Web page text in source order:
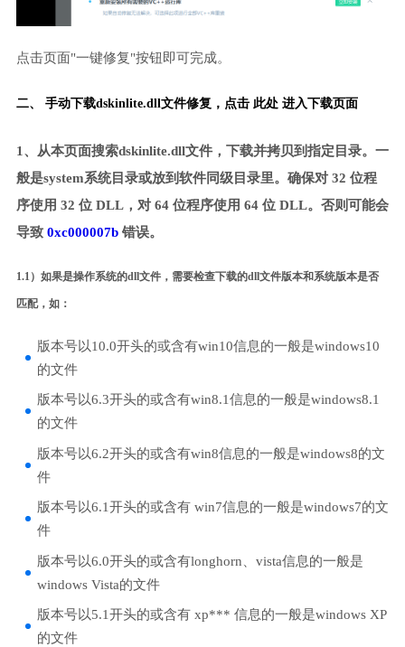
点击页面"一键修复"按钮即可完成。
二、 手动下载dskinlite.dll文件修复， 点击 此处 进入下载页面
1、从本页面搜索dskinlite.dll文件，下载并拷贝到指定目录。一
般是system系统目录或放到软件同级目录里。确保对 32 位程
序使用 32 位 DLL，对 64 位程序使用 64 位 DLL。否则可能会
导致 0xc000007b错误。
1.1）如果是操作系统的dll文件，需要检查下载的dll文件版本和系统版本是否
匹配，如：
版本号以10.0开头的或含有win10信息的一般是windows10
的文件
版本号以6.3开头的或含有win8.1信息的一般是windows8.1
的文件
版本号以6.2开头的或含有win8信息的一般是windows8的文
件
版本号以6.1开头的或含有 win7信息的一般是windows7的文
件
版本号以6.0开头的或含有longhorn、vista信息的一般是
windows Vista的文件
版本号以5.1开头的或含有 xp*** 信息的一般是windows XP
的文件